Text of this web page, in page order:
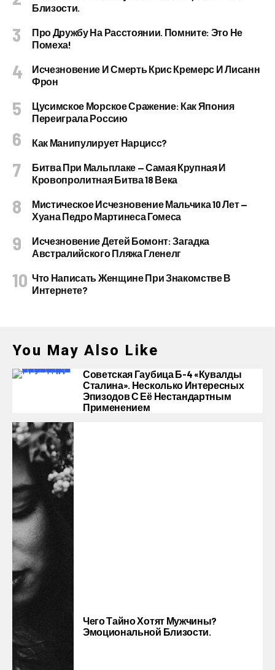
Близости.
Про Дружбу На Расстоянии. Помните: Это Не
Помеха!
Исчезновение И Смерть Крис Кремерс И Лисанн
Фрон
Цусимское Морское Сражение: Как Япония
Переиграла Россию
Как Манипулирует Нарцисс?
Битва При Мальплаке — Самая Крупная И
Кровопролитная Битва 18 Века
Мистическое Исчезновение Мальчика 10 Лет —
Хуана Педро Мартинеса Гомеса
Исчезновение Детей Бомонт: Загадка
Австралийского Пляжа Гленелг
Что Написать Женщине При Знакомстве В
Интернете?
You May Also Like
Советская Гаубица Б-4 «Кувалды
Сталина». Несколько Интересных
Эпизодов С Её Нестандартным
Применением
Чего Тайно Хотят Мужчины?
Эмоциональной Близости.